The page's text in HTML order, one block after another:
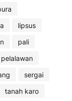
lipsus
pali
pelalawan
sergai
tanah karo